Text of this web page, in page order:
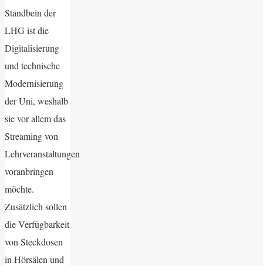
Standbein der
LHG ist die
Digitalisierung
und technische
Modernisierung
der Uni, weshalb
sie vor allem das
Streaming von
Lehrveranstaltungen
voranbringen
möchte.
Zusätzlich sollen
die Verfügbarkeit
von Steckdosen
in Hörsälen und